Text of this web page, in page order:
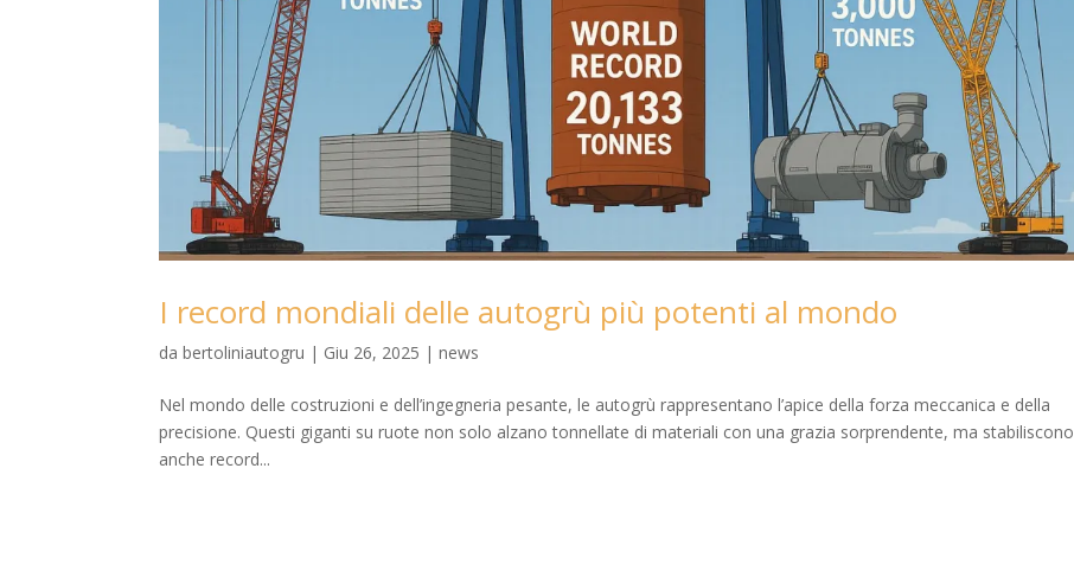
I record mondiali delle autogrù più potenti al mondo
dabertoliniautogru | Giu 26, 2025 |news
Nel mondo delle costruzioni e dell’ingegneria pesante, le autogrù rappresentano l’apice della forza meccanica e della
precisione. Questi giganti su ruote non solo alzano tonnellate di materiali con una grazia sorprendente, ma stabiliscono
anche record...